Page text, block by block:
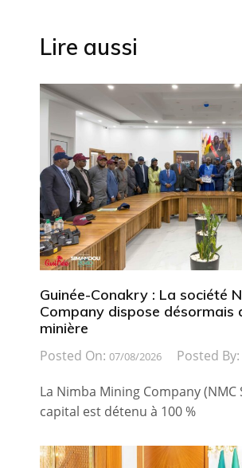
Lire aussi
Guinée-Conakry : La société
Company dispose désormais
minière
Posted On: 07/08/2026 Posted By:
La Nimba Mining Company (NMC
capital est détenu à 100 %